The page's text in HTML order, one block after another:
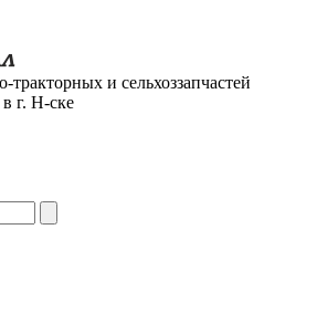
тракторных и сельхоззапчастей
г. Н-ске